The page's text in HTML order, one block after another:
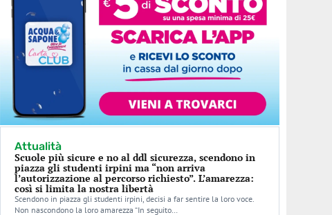
Attualità
Scuole più sicure e no al ddl sicurezza, scendono in
piazza gli studenti irpini ma “non arriva
l’autorizzazione al percorso richiesto”. L’amarezza:
così si limita la nostra libertà
Scendono in piazza gli studenti irpini, decisi a far sentire la loro voce.
Non nascondono la loro amarezza “In seguito…